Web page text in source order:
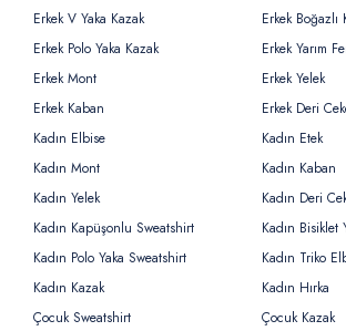
Erkek V Yaka Kazak
Erkek Boğazlı
Erkek Polo Yaka Kazak
Erkek Yarım
Erkek Mont
Erkek Yelek
Erkek Kaban
Erkek Deri
Kadın Elbise
Kadın Etek
Kadın Mont
Kadın Kaban
Kadın Yelek
Kadın Deri
Kadın Kapüşonlu Sweatshirt
Kadın Bisiklet
Kadın Polo Yaka Sweatshirt
Kadın Triko
Kadın Kazak
Kadın Hırka
Çocuk Sweatshirt
Çocuk Kazak